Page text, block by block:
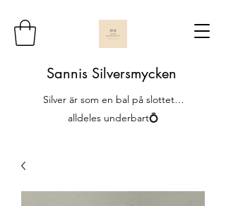
Sannis Silversmycken
Silver är som en bal på slottet…
alldeles underbart💍